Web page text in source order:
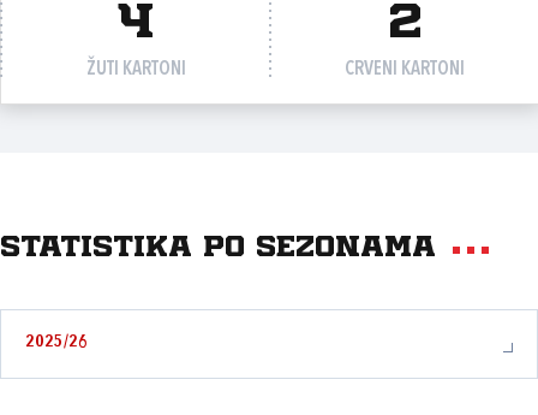
4
ŽUTI KARTONI
2
CRVENI KARTONI
Statistika po sezonama
2025/26